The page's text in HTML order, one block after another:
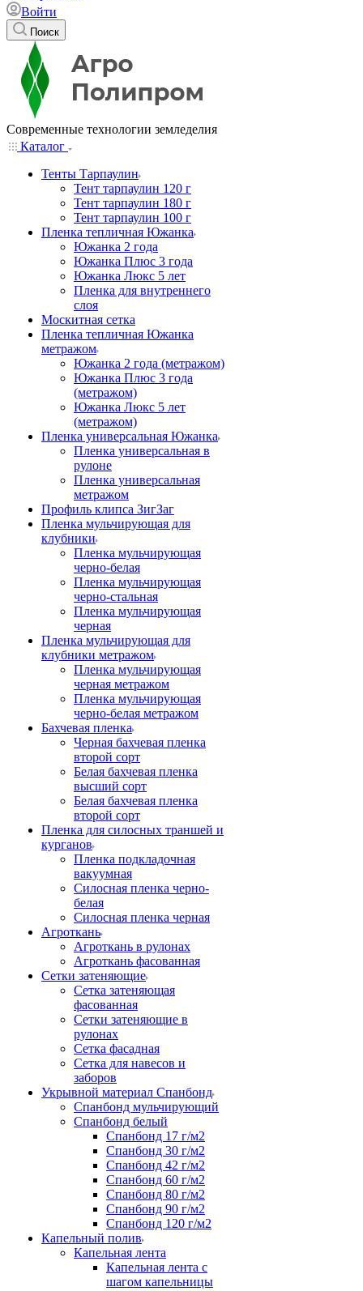
Войти
Поиск
Современные технологии земледелия
Каталог
Тенты Тарпаулин
Тент тарпаулин 120 г
Тент тарпаулин 180 г
Тент тарпаулин 100 г
Пленка тепличная Южанка
Южанка 2 года
Южанка Плюс 3 года
Южанка Люкс 5 лет
Пленка для внутреннего
слоя
Москитная сетка
Пленка тепличная Южанка
метражом
Южанка 2 года (метражом)
Южанка Плюс 3 года
(метражом)
Южанка Люкс 5 лет
(метражом)
Пленка универсальная Южанка
Пленка универсальная в
рулоне
Пленка универсальная
метражом
Профиль клипса ЗигЗаг
Пленка мульчирующая для
клубники
Пленка мульчирующая
черно-белая
Пленка мульчирующая
черно-стальная
Пленка мульчирующая
черная
Пленка мульчирующая для
клубники метражом
Пленка мульчирующая
черная метражом
Пленка мульчирующая
черно-белая метражом
Бахчевая пленка
Черная бахчевая пленка
второй сорт
Белая бахчевая пленка
высший сорт
Белая бахчевая пленка
второй сорт
Пленка для силосных траншей и
курганов
Пленка подкладочная
вакуумная
Силосная пленка черно-
белая
Силосная пленка черная
Агроткань
Агроткань в рулонах
Агроткань фасованная
Сетки затеняющие
Сетка затеняющая
фасованная
Сетки затеняющие в
рулонах
Сетка фасадная
Сетка для навесов и
заборов
Укрывной материал Спанбонд
Спанбонд мульчирующий
Спанбонд белый
Спанбонд 17 г/м2
Спанбонд 30 г/м2
Спанбонд 42 г/м2
Спанбонд 60 г/м2
Спанбонд 80 г/м2
Спанбонд 90 г/м2
Спанбонд 120 г/м2
Капельный полив
Капельная лента
Капельная лента с
шагом капельницы